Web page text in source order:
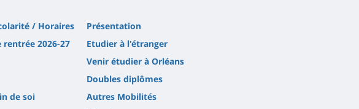
/ Horaires
rentrée 2026-27
de soi
Présentation
Etudier à l'étranger
Venir étudier à Orléans
Doubles diplômes
Autres Mobilités